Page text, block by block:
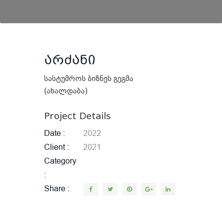
არძანი
სასტუმროს ბიზნეს გეგმა
(ახალდაბა)
Project Details
Date
2022
Client
2021
Category
Share